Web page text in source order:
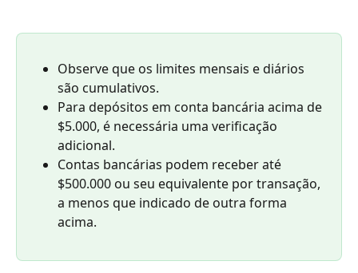
Observe que os limites mensais e diários
são cumulativos.
Para depósitos em conta bancária acima de
$5.000, é necessária uma verificação
adicional.
Contas bancárias podem receber até
$500.000 ou seu equivalente por transação,
a menos que indicado de outra forma
acima.